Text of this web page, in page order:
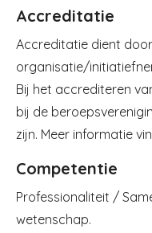
Accreditatie
Accreditatie dient
organisatie/
Bij het accrediteren
bij de
zijn. Meer informatie
Competentie
Professionaliteit /
wetenschap.